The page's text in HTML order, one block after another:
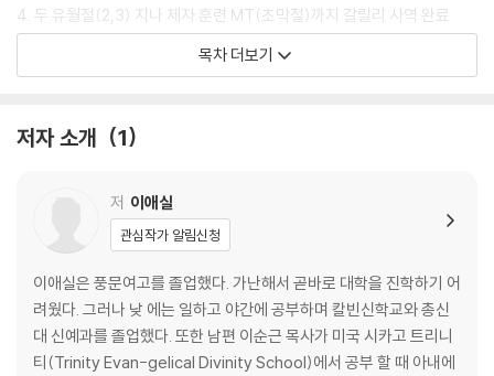
4. 두 유월절(2,3) 지나 제자 훈련 MT(초막절)까지 갈릴리 사역 완료
5. 드디어 갈릴리를 떠나 오랜만에 예수살렘에서 초막절, 수전절 대중설교
8. 혜성처럼 나타난 비울, 해외 갈리디아교 개척
10. 3차로 에베소교회 개척 중 고린교회가 말썽을 피우지만
11. 다행히 잘 해결하고, 1,2,3차 여행 마무리한 후, 드디어 로마 제국을 밟
12. 열방 제국 무너지고, 죽임 당하신 어린양은 영원히 통치하시리라.하나
님은 왕이시다.
나가는 글 마지막 깃발을 날리며
목차 더보기
저자 소개 1
저 이애실
관심작가 알림신청
이애실은 풍문여고를 졸업했다. 가난해서 곧바로 대학을 진학하기 어
려웠다. 그러나 낮 에는 일하고 야간에 공부하며 칼빈신학교와 총신
대 신예과를 졸업했다. 또한 남편 이순근 목사가 미국 시카고 트리니
티(Trinity Evan-gelical Divinity School)에서 공부 할 때 아내에